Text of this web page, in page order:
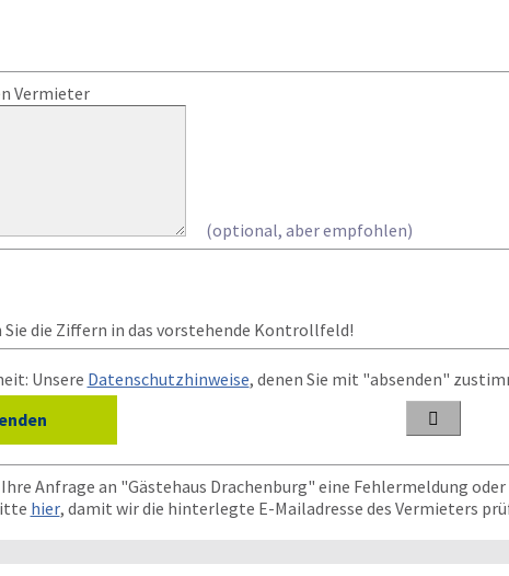
Vermieter
(optional, aber empfohlen)
die Ziffern in das vorstehende Kontrollfeld!
Unsere Datenschutzhinweise, denen Sie mit "absenden"

Ihre Anfrage an "Gästehaus Drachenburg" eine Fehlermeldung
hier, damit wir die hinterlegte E-Mailadresse des Vermieters